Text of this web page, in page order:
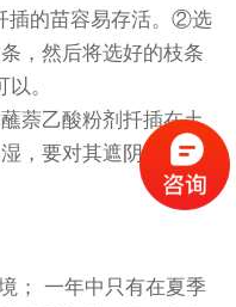
插的苗容易存活。②选
，然后将选好的枝条
。
萘乙酸粉剂扦插在土
，要对其遮阴防护；
； 一年中只有在夏季